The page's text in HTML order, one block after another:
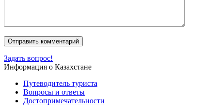
Задать вопрос!
Информация о Казахстане
Путеводитель туриста
Вопросы и ответы
Достопримечательности